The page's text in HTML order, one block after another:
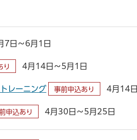
7日～6月1日
り 4月14日～5月1日
レーニング 事前申込あり 4月14
申込あり 4月30日～5月25日